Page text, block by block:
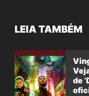
LEIA TAMBÉM
de